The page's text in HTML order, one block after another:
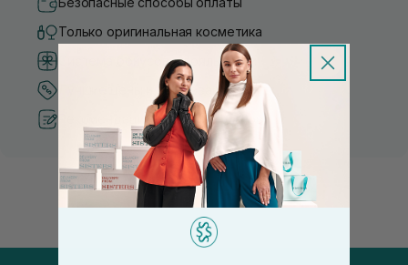
Только оригинальная косметика
Система бонусов и лояльности
Лучшие цены и топ товары
Рекомендации от косметологов